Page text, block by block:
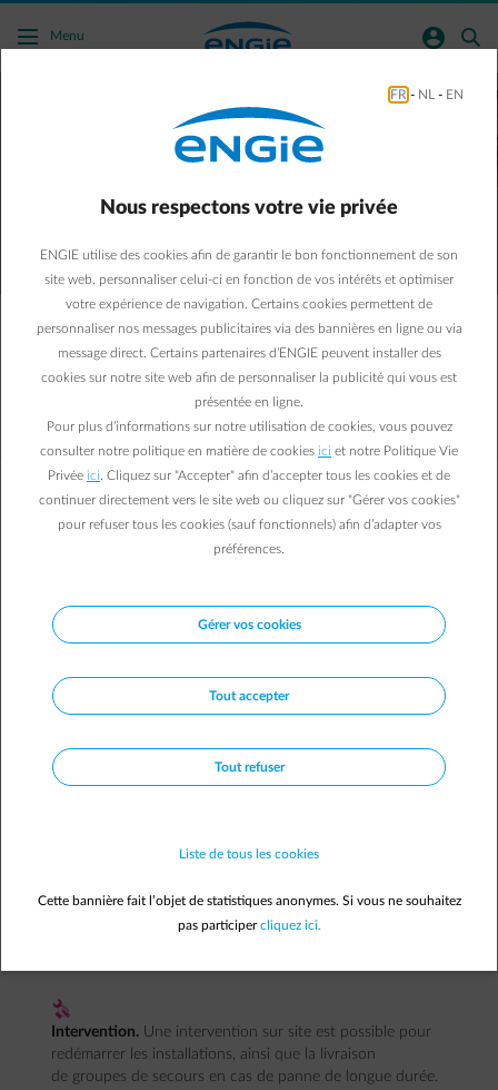
Acc�der au contenu principal
Menu normal-account-circle search
: une assistance technique
24h/24 en cas de panne de courant
Demandez offre
L’alimentation électrique de votre entreprise est essentielle
pour éviter toute perte de production et de productivité.
Energy 24/24 identifie en un éclair la cause d’une panne.
ENGIE vous permet ensuite de redémarrer vos activités.
Notreoffre
impulse-guarantee
Identification.
Nos experts Identifient immédiatement la
impulse-contractinspect
conseils techniques. Dans le cas échéant ils vous
reparation
Intervention. Une intervention sur site est possible pour
redémarrer les installations, ainsi que la livraison
de groupes de secours en cas de panne de longue durée.
FR - NL - EN
Nous respectons votre vie privée
ENGIE utilise des cookies afin de garantir le bon fonctionnement de son
site web, personnaliser celui-ci en fonction de vos intérêts et optimiser
votre expérience de navigation. Certains cookies permettent de
personnaliser nos messages publicitaires via des bannières en ligne ou via
message direct. Certains partenaires d’ENGIE peuvent installer des
cookies sur notre site web afin de personnaliser la publicité qui vous est
présentée en ligne.
Pour plus d’informations sur notre utilisation de cookies, vous pouvez
consulter notre politique en matière de cookies ici et notre Politique Vie
Privée ici . Cliquez sur "Accepter" afin d’accepter tous les cookies et de
continuer directement vers le site web ou cliquez sur "Gérer vos cookies"
pour refuser tous les cookies (sauf fonctionnels) afin d’adapter vos
préférences.
Gérer vos cookies
Tout accepter
Tout refuser
Liste de tous les cookies
Cette bannière fait l’objet de statistiques anonymes. Si vous ne souhaitez
pas participercliquez ici.